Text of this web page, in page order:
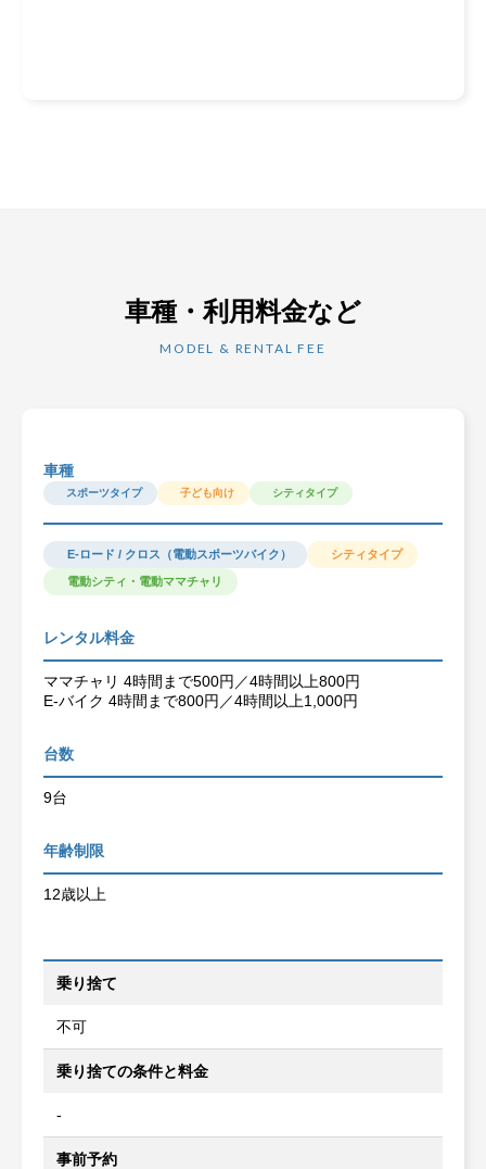
車種・利用料金など
MODEL & RENTAL FEE
車種
スポーツタイプ 子ども向け シティタイプ
E-ロード / クロス（電動スポーツバイク） シティタイプ
電動シティ・電動ママチャリ
レンタル料金
ママチャリ 4時間まで500円／4時間以上800円
E-バイク 4時間まで800円／4時間以上1,000円
台数
9台
年齢制限
12歳以上
乗り捨て
不可
乗り捨ての条件と料金
-
事前予約